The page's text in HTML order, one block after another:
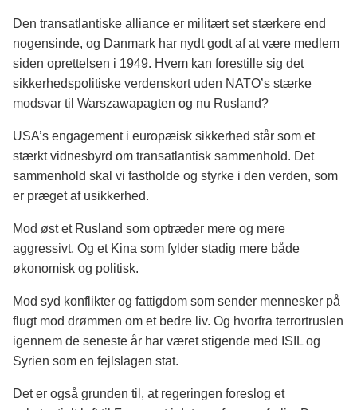
Den transatlantiske alliance er militært set stærkere end
nogensinde, og Danmark har nydt godt af at være medlem
siden oprettelsen i 1949. Hvem kan forestille sig det
sikkerhedspolitiske verdenskort uden NATO’s stærke
modsvar til Warszawapagten og nu Rusland?
USA’s engagement i europæisk sikkerhed står som et
stærkt vidnesbyrd om transatlantisk sammenhold. Det
sammenhold skal vi fastholde og styrke i den verden, som
er præget af usikkerhed.
Mod øst et Rusland som optræder mere og mere
aggressivt. Og et Kina som fylder stadig mere både
økonomisk og politisk.
Mod syd konflikter og fattigdom som sender mennesker på
flugt mod drømmen om et bedre liv. Og hvorfra terrortruslen
igennem de seneste år har været stigende med ISIL og
Syrien som en fejlslagen stat.
Det er også grunden til, at regeringen foreslog et